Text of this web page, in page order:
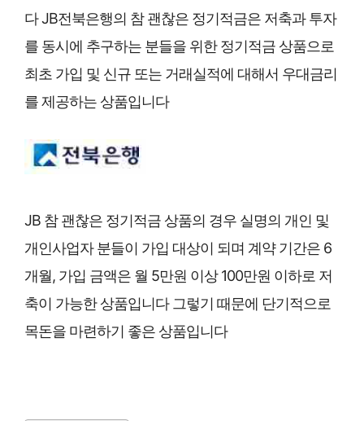
다 JB전북은행의 참 괜찮은 정기적금은 저축과 투자
를 동시에 추구하는 분들을 위한 정기적금 상품으로
최초 가입 및 신규 또는 거래실적에 대해서 우대금리
를 제공하는 상품입니다
JB 참 괜찮은 정기적금 상품의 경우 실명의 개인 및
개인사업자 분들이 가입 대상이 되며 계약 기간은 6
개월, 가입 금액은 월 5만원 이상 100만원 이하로 저
축이 가능한 상품입니다 그렇기 때문에 단기적으로
목돈을 마련하기 좋은 상품입니다